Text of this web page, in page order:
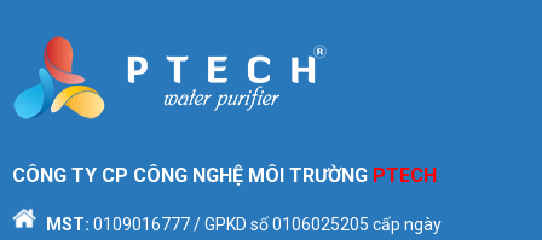
CÔNG TY CP CÔNG NGHỆ MÔI TRƯỜNG PTECH
MST: 0109016777/ GPKD số0106025205 cấp ngày